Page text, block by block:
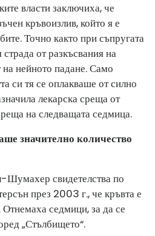
власти заключиха, че
кръвоизлив, който я е
Точно както при съпругата
от разкъсвания на
на нейното падане. Само
си тя се оплакваше от силно
лекарска среща от
на следващата седмица.
значително количество
свидетелства по
през 2003 г., че кръвта е
Отнемаха седмици, за да се
„Стълбището“.